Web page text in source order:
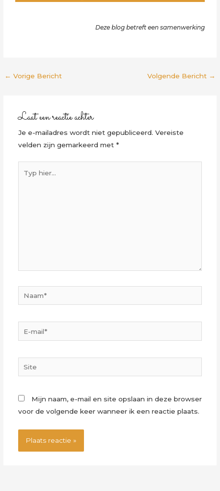
Deze blog betreft een samenwerking
← Vorige Bericht Volgende Bericht →
Laat een reactie achter
Je e-mailadres wordt niet gepubliceerd. Vereiste
velden zijn gemarkeerd met *
hier...
mail*
Site
Mijn naam, e-mail en site opslaan in deze browser
voor de volgende keer wanneer ik een reactie plaats.